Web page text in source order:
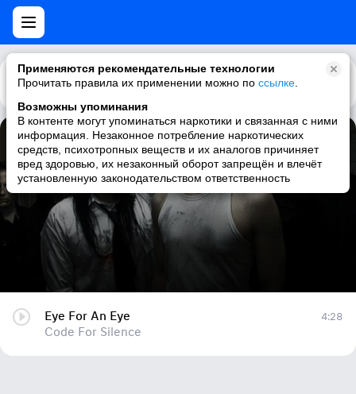
Применяются рекомендательные технологии
Прочитать правила их применении можно по ссылке
Возможны упоминания
В контенте могут упоминаться наркотики и связанная с ними
информация. Незаконное потребление наркотических
средств, психотропных веществ и их аналогов причиняет
вред здоровью, их незаконный оборот запрещён и влечёт
установленную законодательством ответственность
Каталог Рекомендации
Eye For An Eye
Code For Silence
Eye For An Eye
Code For Silence
4:28